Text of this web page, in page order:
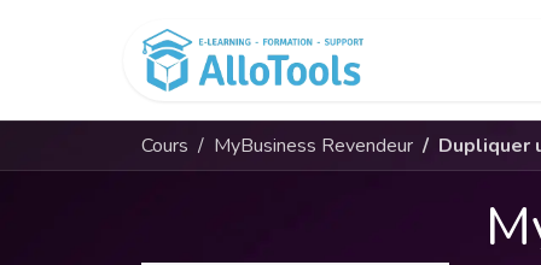
Cours MyBusiness Revendeur Dupliquer